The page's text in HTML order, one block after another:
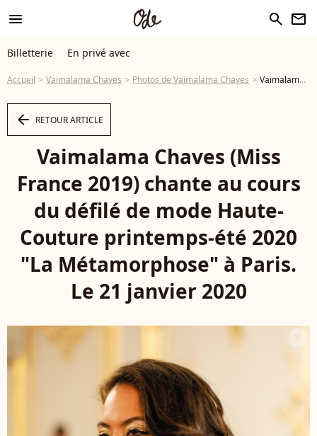
menu search newsletter
Billetterie En privé avec
Accueil Vaimalama Chaves Photos de Vaimalama Chaves Vaimalama Chaves (Miss France 2019) chante au cours du défilé de mode Haute-Couture printemps-été 2020 "La Métamorphose" à Paris. Le 21 janvier 2020 © Veeren Ramsamy-Christophe Clovis / Bestimage - Photo
arrow_left RETOUR ARTICLE
Vaimalama Chaves (Miss
France 2019) chante au cours
du défilé de mode Haute-
Couture printemps-été 2020
"La Métamorphose" à Paris.
Le 21 janvier 2020